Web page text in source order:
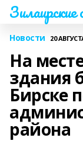
Зилаирские
Новости 20
На
здания
Бирске
района